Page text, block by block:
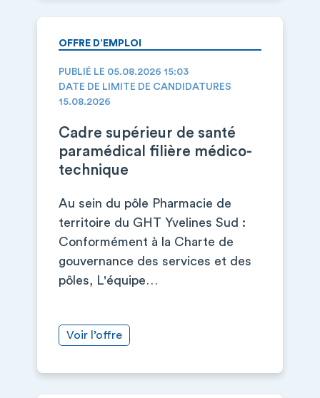
OFFRE D’EMPLOI
PUBLIÉ LE 05.08.2026 15:03
DATE DE LIMITE DE CANDIDATURES
15.08.2026
Cadre supérieur de santé
paramédical filière médico-
technique
Au sein du pôle Pharmacie de
territoire du GHT Yvelines Sud :
Conformément à la Charte de
gouvernance des services et des
pôles, L'équipe…
Voir l’offre